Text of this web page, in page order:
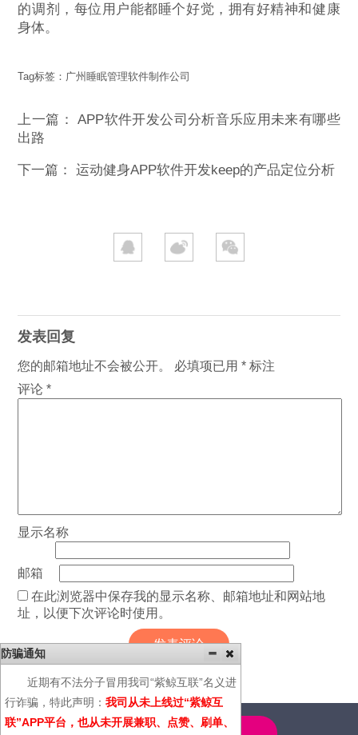
的调剂，每位用户能都睡个好觉，拥有好精神和健康
身体。
Tag标签： 广州睡眠管理软件制作公司
上一篇：APP软件开发公司分析音乐应用未来有哪些
出路
下一篇：运动健身APP软件开发keep的产品定位分析
发表回复
您的邮箱地址不会被公开。 必填项已用* 标注
评论*
显示名称
邮箱
在此浏览器中保存我的显示名称、邮箱地址和网站地
址，以便下次评论时使用。
防骗通知
近期有不法分子冒用我司“紫鲸互联”名义进
行诈骗，特此声明： 我司从未上线过“紫鲸互
联”APP平台，也从未开展兼职、点赞、刷单、